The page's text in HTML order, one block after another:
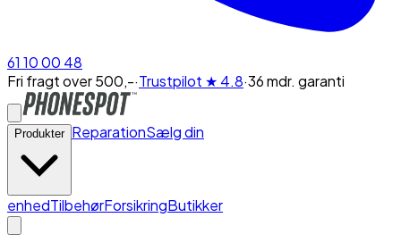
61 10 00 48
Fri fragt over 500,-·Trustpilot ★ 4.8·36 mdr. garanti
Produkter ReparationSælg din
enhedTilbehørForsikringButikker